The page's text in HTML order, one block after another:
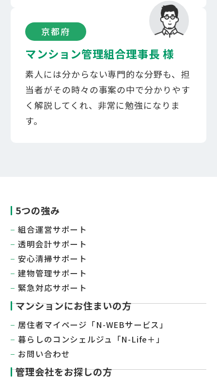
京都府
マンション管理組合理事長 様​
素人には分からない専門的な分野も、担
当者がその時々の事案の中で分かりやす
く解説してくれ、非常に勉強になりま
す。​​
5つの強み
組合運営サポート
透明会計サポート
安心清掃サポート
建物管理サポート
緊急対応サポート
マンションにお住まいの方
居住者マイページ「N-WEBサービス」
暮らしのコンシェルジュ「N-Life＋」
お問い合わせ
管理会社をお探しの方